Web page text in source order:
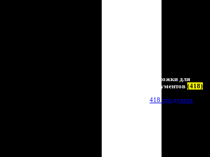
Обложки для
документов (418)
418 продуктов